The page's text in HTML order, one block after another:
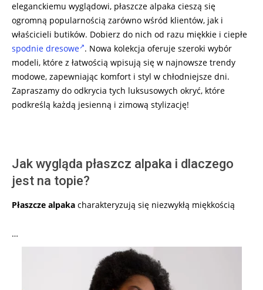
eleganckiemu wyglądowi, płaszcze alpaka cieszą się
ogromną popularnością zarówno wśród klientów, jak i
właścicieli butików. Dobierz do nich od razu miękkie i ciepłe
spodnie dresowe . Nowa kolekcja oferuje szeroki wybór
modeli, które z łatwością wpisują się w najnowsze trendy
modowe, zapewniając komfort i styl w chłodniejsze dni.
Zapraszamy do odkrycia tych luksusowych okryć, które
podkreślą każdą jesienną i zimową stylizację!
Jak wygląda płaszcz alpaka i dlaczego
jest na topie?
Płaszcze alpaka charakteryzują się niezwykłą miękkością
…